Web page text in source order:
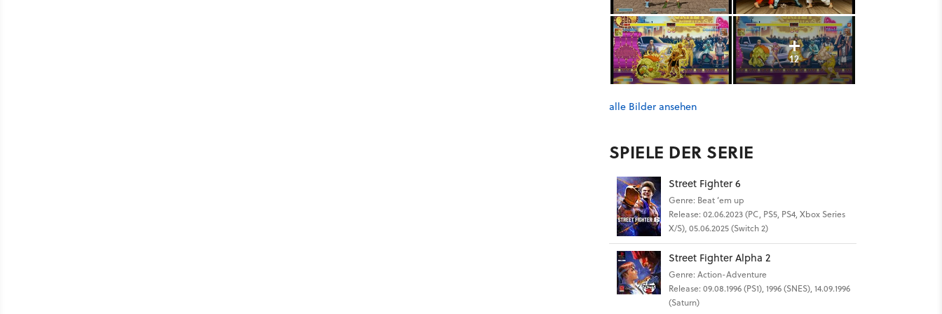
12
alle Bilder ansehen
SPIELE DER SERIE
Street Fighter 6
Genre: Beat ’em up
Release: 02.06.2023 (PC, PS5, PS4, Xbox Series
X/S), 05.06.2025 (Switch 2)
Street Fighter Alpha 2
Genre: Action-Adventure
Release: 09.08.1996 (PS1), 1996 (SNES), 14.09.1996
(Saturn)